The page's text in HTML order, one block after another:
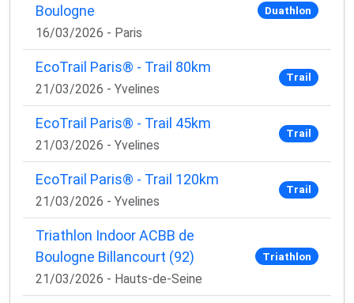
Boulogne
16/03/2026 - Paris
Duathlon
EcoTrail Paris® - Trail 80km
21/03/2026 - Yvelines
Trail
EcoTrail Paris® - Trail 45km
21/03/2026 - Yvelines
Trail
EcoTrail Paris® - Trail 120km
21/03/2026 - Yvelines
Trail
Triathlon Indoor ACBB de
Boulogne Billancourt (92)
21/03/2026 - Hauts-de-Seine
Triathlon